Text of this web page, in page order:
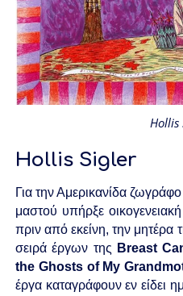
Hollis
Hollis Sigler
Για την Αμερικανίδα ζωγράφο
μαστού υπήρξε
πριν απόεκείνη, την μητέρα
σειρά έργων της Breast
the Ghosts of My
έργα καταγράφουν εν είδει